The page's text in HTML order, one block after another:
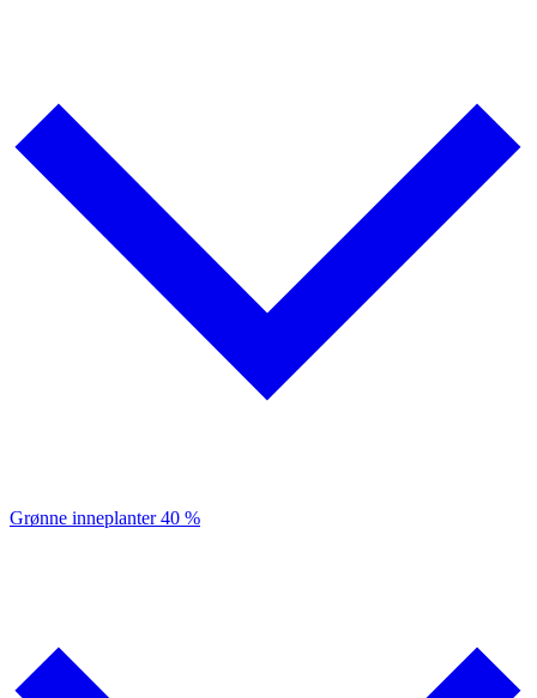
Grønne inneplanter40 %